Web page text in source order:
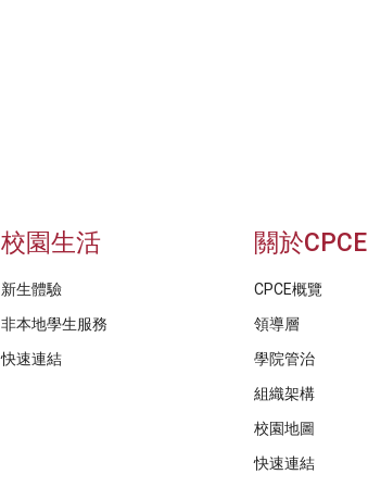
校園生活
新生體驗
非本地學生服務
快速連結
關於CPCE
CPCE概覽
領導層
學院管治
組織架構
校園地圖
快速連結